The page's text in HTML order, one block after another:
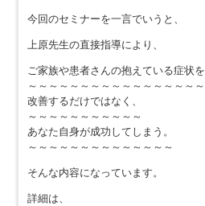
今回のセミナーを一言でいうと、
上原先生の直接指導により、
ご家族や患者さんの抱えている症状を
～～～～～～～～～～～～～～～～～
改善するだけではなく、
～～～～～～～～～～～
あなた自身が成功してしまう。
～～～～～～～～～～～～～～
そんな内容になっています。
詳細は、